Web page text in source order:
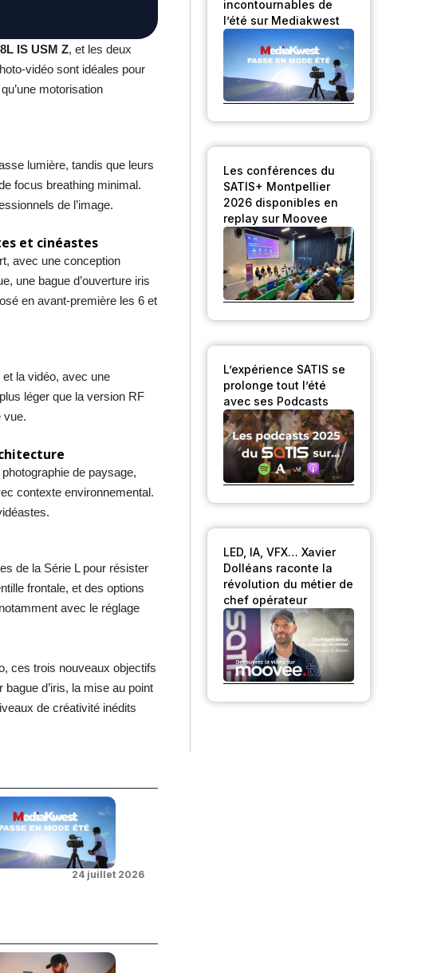
IS USM Z, et les deux
vidéo sont idéales pour
motorisation
lumière, tandis que leurs
focus breathing minimal.
de l’image.
et cinéastes
avec une conception
une bague d’ouverture iris
en avant-première les 6 et
la vidéo, avec une
léger que la version RF
vue.
de paysage,
contexte environnemental.
de la Série L pour résister
frontale, et des options
avec le réglage
ces trois nouveaux objectifs
d’iris, la mise au point
de créativité inédits
24 juillet 2026
incontournables de
l’été sur Mediakwest
Les conférences du
SATIS+ Montpellier
2026 disponibles en
replay sur Moovee
L’expérience SATIS se
prolonge tout l’été
avec ses Podcasts
LED, IA, VFX… Xavier
Dolléans raconte la
révolution du métier de
chef opérateur